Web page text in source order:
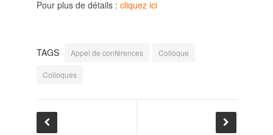
Pour plus de détails : cliquez ici
TAGS Appel de conférences Colloque
Colloques